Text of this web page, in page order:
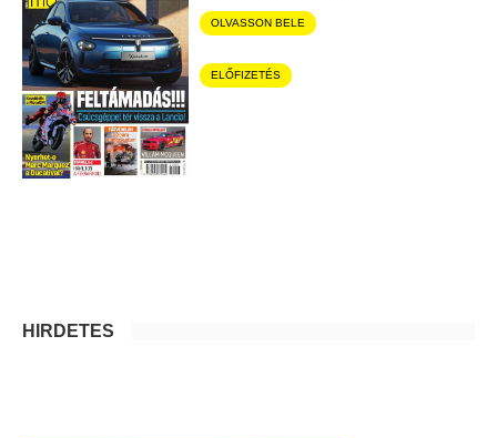
OLVASSON BELE
ELŐFIZETÉS
HIRDETÉS